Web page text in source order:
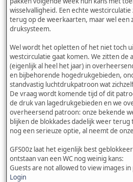
wisselvalligheid. Een echte
terug op de weerkaarten, maar wel een
druksysteem.
Wel wordt het opletten of het niet toch
westcirculatie gaat komen. We zitten de
(eigenlijk al heel het jaar) in
en bijbehorende hogedrukgebieden,
standvastig luchtdrukpatroon wat
De vraag wordt komende tijd of dit
de druk van lagedrukgebieden en we
overheersend patroon: onze bekende
blijken de blokkades dadelijk weer terug
nog een serieuze optie, al neemt de
GFS00z laat het eigenlijk best
ontstaan van een WC nog weinig kans:
Guests are not allowed to view images in
Login